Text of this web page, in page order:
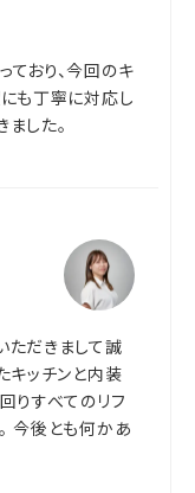
ており、今回のキ
も丁寧に対応し
した。
ただきまして誠
キッチンと内装
りすべてのリフ
今後とも何かあ